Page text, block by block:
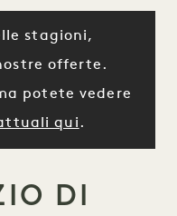
stagioni,
offerte.
potete vedere
qui .
DI